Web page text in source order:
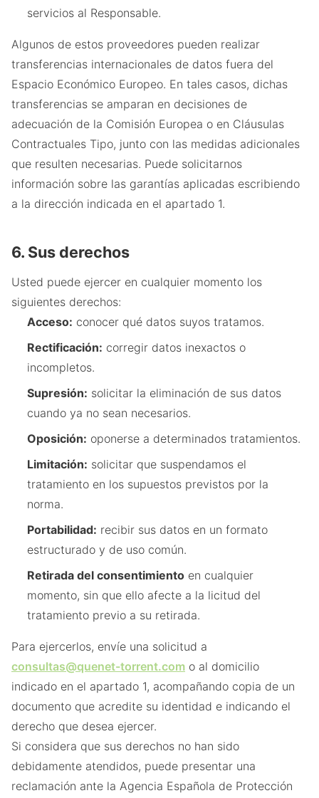
servicios al Responsable.
Algunos de estos proveedores pueden realizar
transferencias internacionales de datos fuera del
Espacio Económico Europeo. En tales casos, dichas
transferencias se amparan en decisiones de
adecuación de la Comisión Europea o en Cláusulas
Contractuales Tipo, junto con las medidas adicionales
que resulten necesarias. Puede solicitarnos
información sobre las garantías aplicadas escribiendo
a la dirección indicada en el apartado 1.
6. Sus derechos
Usted puede ejercer en cualquier momento los
siguientes derechos:
Acceso: conocer qué datos suyos tratamos.
Rectificación: corregir datos inexactos o
incompletos.
Supresión: solicitar la eliminación de sus datos
cuando ya no sean necesarios.
Oposición: oponerse a determinados tratamientos.
Limitación: solicitar que suspendamos el
tratamiento en los supuestos previstos por la
norma.
Portabilidad: recibir sus datos en un formato
estructurado y de uso común.
Retirada del consentimiento en cualquier
momento, sin que ello afecte a la licitud del
tratamiento previo a su retirada.
Para ejercerlos, envíe una solicitud a
consultas@quenet-torrent.com o al domicilio
indicado en el apartado 1, acompañando copia de un
documento que acredite su identidad e indicando el
derecho que desea ejercer.
Si considera que sus derechos no han sido
debidamente atendidos, puede presentar una
reclamación ante la Agencia Española de Protección